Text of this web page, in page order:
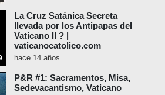
La Cruz Satánica Secreta
llevada por los Antipapas del
Vaticano II ? |
vaticanocatolico.com
hace 14 años
P&R #1: Sacramentos, Misa,
Sedevacantismo, Vaticano